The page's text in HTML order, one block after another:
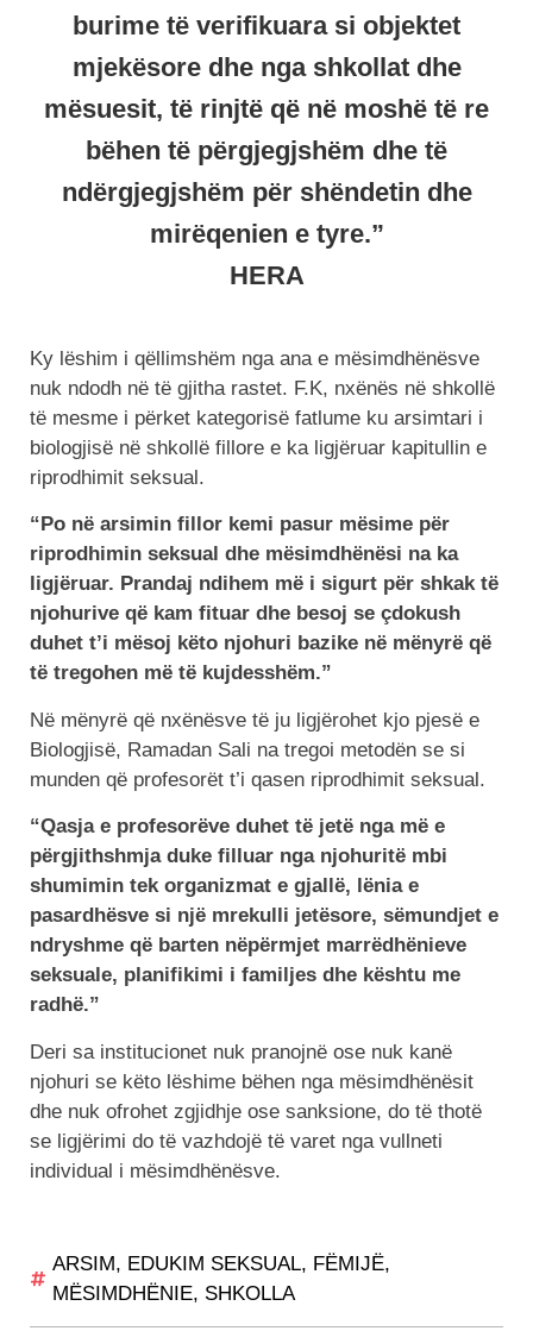
burime të verifikuara si objektet
mjekësore dhe nga shkollat ​​dhe
mësuesit, të rinjtë që në moshë të re
bëhen të përgjegjshëm dhe të
ndërgjegjshëm për shëndetin dhe
mirëqenien e tyre.”
HERA
Ky lëshim i qëllimshëm nga ana e mësimdhënësve
nuk ndodh në të gjitha rastet. F.K, nxënës në shkollë
të mesme i përket kategorisë fatlume ku arsimtari i
biologjisë në shkollë fillore e ka ligjëruar kapitullin e
riprodhimit seksual.
“Po në arsimin fillor kemi pasur mësime për
riprodhimin seksual dhe mësimdhënësi na ka
ligjëruar. Prandaj ndihem më i sigurt për shkak të
njohurive që kam fituar dhe besoj se çdokush
duhet t’i mësoj këto njohuri bazike në mënyrë që
të tregohen më të kujdesshëm.”
Në mënyrë që nxënësve të ju ligjërohet kjo pjesë e
Biologjisë, Ramadan Sali na tregoi metodën se si
munden që profesorët t’i qasen riprodhimit seksual.
“Qasja e profesorëve duhet të jetë nga më e
përgjithshmja duke filluar nga njohuritë mbi
shumimin tek organizmat e gjallë, lënia e
pasardhësve si një mrekulli jetësore, sëmundjet e
ndryshme që barten nëpërmjet marrëdhënieve
seksuale, planifikimi i familjes dhe kështu me
radhë.”
Deri sa institucionet nuk pranojnë ose nuk kanë
njohuri se këto lëshime bëhen nga mësimdhënësit
dhe nuk ofrohet zgjidhje ose sanksione, do të thotë
se ligjërimi do të vazhdojë të varet nga vullneti
individual i mësimdhënësve.
ARSIM, EDUKIM SEKSUAL, FËMIJË,
MËSIMDHËNIE, SHKOLLA